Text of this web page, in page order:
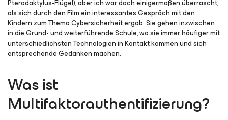
Pterodaktylus-Flügel), aber ich war doch einigermaßen überrascht,
als sich durch den Film ein interessantes Gespräch mit den
Kindern zum Thema Cybersicherheit ergab. Sie gehen inzwischen
in die Grund- und weiterführende Schule, wo sie immer häufiger mit
unterschiedlichsten Technologien in Kontakt kommen und sich
entsprechende Gedanken machen.
Was ist
Multifaktorauthentifizierung?